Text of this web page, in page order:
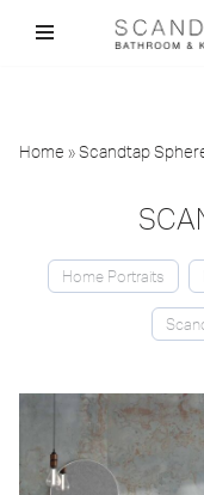
Home »Scandtap
Home Portraits